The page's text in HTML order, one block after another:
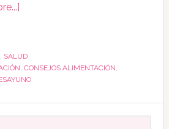
, SALUD
, CONSEJOS ALIMENTACIÓN,